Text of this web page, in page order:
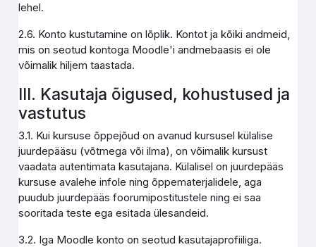
lehel.
2.6. Konto kustutamine on lõplik. Kontot ja kõiki andmeid,
mis on seotud kontoga Moodle'i andmebaasis ei ole
võimalik hiljem taastada.
III. Kasutaja õigused, kohustused ja
vastutus
3.1. Kui kursuse õppejõud on avanud kursusel külalise
juurdepääsu (võtmega või ilma), on võimalik kursust
vaadata autentimata kasutajana. Külalisel on juurdepääs
kursuse avalehe infole ning õppematerjalidele, aga
puudub juurdepääs foorumipostitustele ning ei saa
sooritada teste ega esitada ülesandeid.
3.2. Iga Moodle konto on seotud kasutajaprofiiliga.